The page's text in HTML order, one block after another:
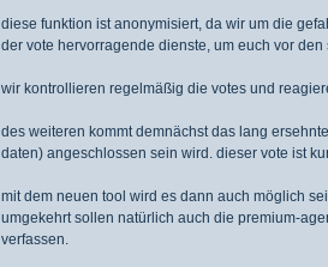
diese funktion ist anonymisiert, da wir um die
der vote hervorragende dienste, um euch vor
wir kontrollieren regelmäßig die votes und
des weiteren kommt demnächst das lang
daten) angeschlossen sein wird. dieser vote ist
mit dem neuen tool wird es dann auch möglich
umgekehrt sollen natürlich auch die premium-
verfassen.